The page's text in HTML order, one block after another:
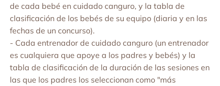
de cada bebé en cuidado canguro, y la tabla de
clasificación de los bebés de su equipo (diaria y en las
fechas de un concurso).
- Cada entrenador de cuidado canguro (un entrenador
es cualquiera que apoye a los padres y bebés) y la
tabla de clasificación de la duración de las sesiones en
las que los padres los seleccionan como "más